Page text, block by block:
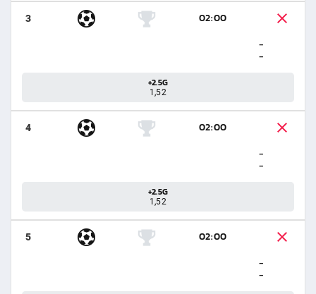
3
02:00
-
-
+2.5G
1,52
4
02:00
-
-
+2.5G
1,52
5
02:00
-
-